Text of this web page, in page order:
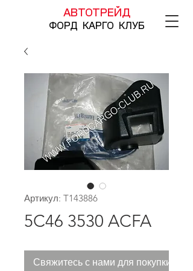
АВТОТРЕЙД
ФОРД КАРГО КЛУБ
Артикул: T143886
5C46 3530 ACFA
Свяжитесь с нами для покупки